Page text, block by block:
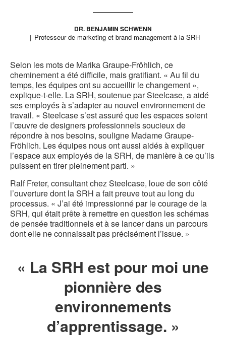
DR. BENJAMIN SCHWENN
Professeur de marketing et brand management à la SRH
Selon les mots de Marika Graupe-Fröhlich, ce
cheminement a été difficile, mais gratifiant. « Au fil du
temps, les équipes ont su accueillir le changement »,
explique-t-elle. La SRH, soutenue par Steelcase, a aidé
ses employés à s’adapter au nouvel environnement de
travail. « Steelcase s’est assuré que les espaces soient
l’œuvre de designers professionnels soucieux de
répondre à nos besoins, souligne Madame Graupe-
Fröhlich. Les équipes nous ont aussi aidés à expliquer
l’espace aux employés de la SRH, de manière à ce qu’ils
puissent en tirer pleinement parti. »
Ralf Freter, consultant chez Steelcase, loue de son côté
l’ouverture dont la SRH a fait preuve tout au long du
processus. « J’ai été impressionné par le courage de la
SRH, qui était prête à remettre en question les schémas
de pensée traditionnels et à se lancer dans un parcours
dont elle ne connaissait pas précisément l’issue. »
« La SRH est pour moi une
pionnière des
environnements
d’apprentissage. »